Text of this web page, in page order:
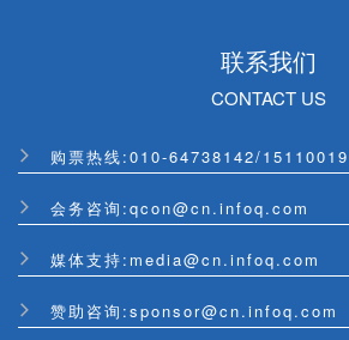
联系我们
CONTACT US
购票热线:010-64738142/
会务咨询:qcon@cn.infoq.com
媒体支持:media@cn.infoq.com
赞助咨询:sponsor@cn.infoq.com